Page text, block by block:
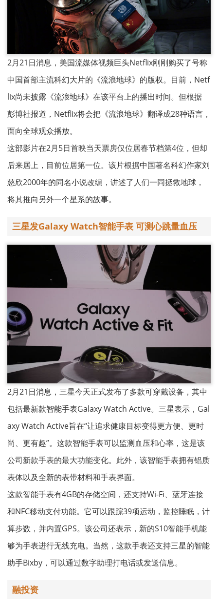
2月21日消息，美国流媒体视频巨头Netflix刚刚购买了号称
中国首部主流科幻大片的《流浪地球》的版权。目前，Netf
lix尚未披露《流浪地球》在该平台上的播出时间。但根据
彭博社报道，Netflix将会把《流浪地球》翻译成28种语言，
面向全球观众播放。
这部影片在2月5日首映当天票房仅位居春节档第4位，但却
后来居上，目前位居第一位。该片根据中国著名科幻作家刘
慈欣2000年的同名小说改编，讲述了人们一同拯救地球，
将其推向另外一个星系的故事。
三星发Galaxy Watch智能手表 可测心跳量血压
2月21日消息，三星今天正式发布了多款可穿戴设备，其中
包括最新款智能手表Galaxy Watch Active。三星表示，Gal
axy Watch Active旨在“让追求健康目标变得更方便、更时
尚、更有趣”。这款智能手表可以监测血压和心率，这是该
公司新款手表的最大功能变化。此外，该智能手表拥有铝质
表体以及全新的表带材料和手表界面。
这款智能手表有4GB的存储空间，还支持Wi-Fi、蓝牙连接
和NFC移动支付功能。它可以跟踪39项运动，监控睡眠，计
算步数，并内置GPS。该公司还表示，新的S10智能手机能
够为手表进行无线充电。当然，这款手表还支持三星的智能
助手Bixby，可以通过数字助理打电话或发送信息。
融投资